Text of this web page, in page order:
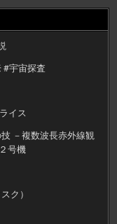
#宇宙探査
イス
－複数波長赤外線観
号機
ク）